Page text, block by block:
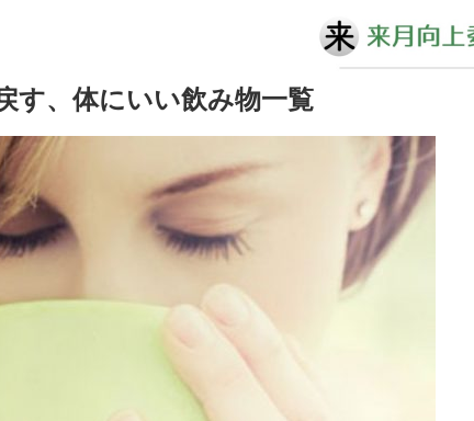
す、体にいい飲み物一覧